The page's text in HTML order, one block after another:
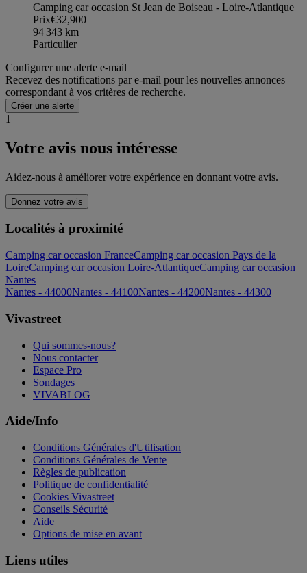
Camping car occasion St Jean de Boiseau - Loire-Atlantique
Prix€32,900
94 343 km
Particulier
Configurer une alerte e-mail
Recevez des notifications par e-mail pour les nouvelles annonces
correspondant à vos critères de recherche.
Créer une alerte
1
Votre avis nous intéresse
Aidez-nous à améliorer votre expérience en donnant votre avis.
Donnez votre avis
Localités à proximité
Camping car occasion FranceCamping car occasion Pays de la
LoireCamping car occasion Loire-AtlantiqueCamping car occasion
Nantes
Nantes - 44000Nantes - 44100Nantes - 44200Nantes - 44300
Vivastreet
Qui sommes-nous?
Nous contacter
Espace Pro
Sondages
VIVABLOG
Aide/Info
Conditions Générales d'Utilisation
Conditions Générales de Vente
Règles de publication
Politique de confidentialité
Cookies Vivastreet
Conseils Sécurité
Aide
Options de mise en avant
Liens utiles